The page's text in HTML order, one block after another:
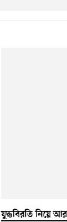
যুদ্ধবিরতি নিয়ে